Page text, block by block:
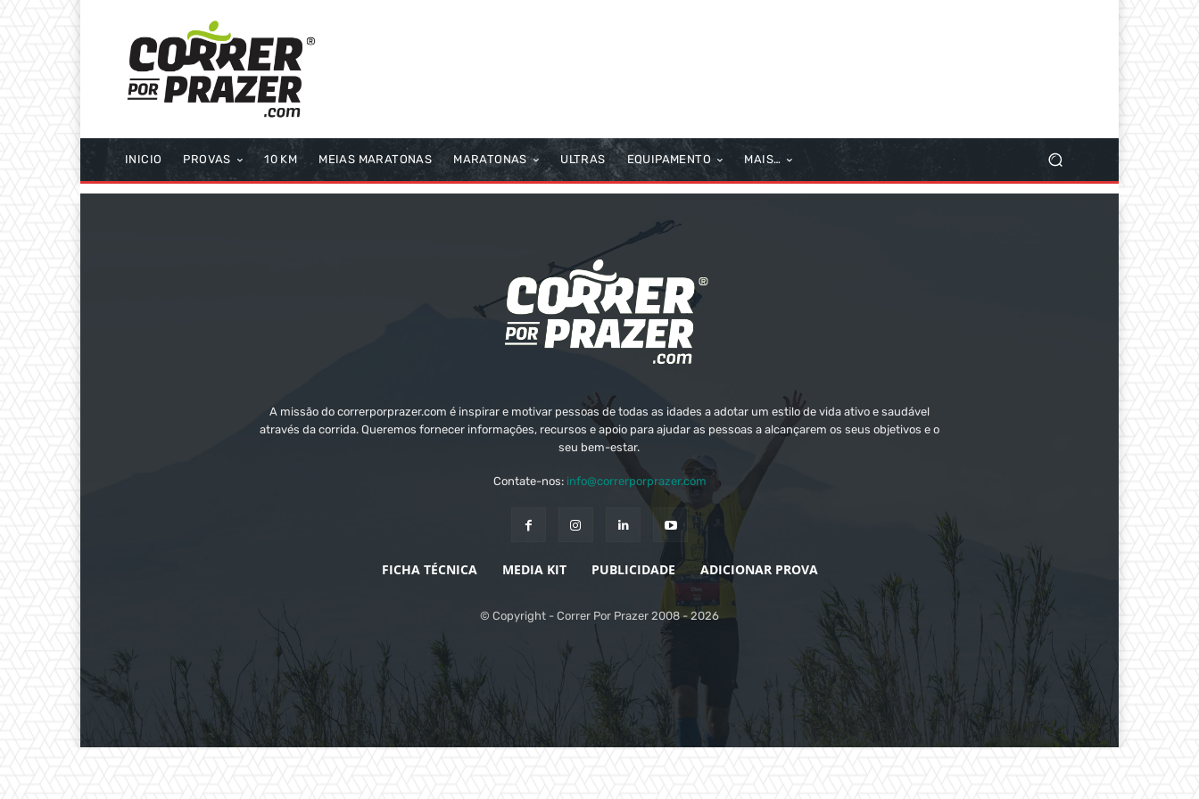
INICIO PROVAS 10 KM MEIAS MARATONAS MARATONAS ULTRAS EQUIPAMENTO MAIS…
A missão do correrporprazer.com é inspirar e motivar pessoas de todas as idades a adotar um estilo de vida ativo e saudável
através da corrida. Queremos fornecer informações, recursos e apoio para ajudar as pessoas a alcançarem os seus objetivos e o
seu bem-estar.
Contate-nos: info@correrporprazer.com
FICHA TÉCNICA MEDIA KIT PUBLICIDADE ADICIONAR PROVA
© Copyright - Correr Por Prazer 2008 - 2026